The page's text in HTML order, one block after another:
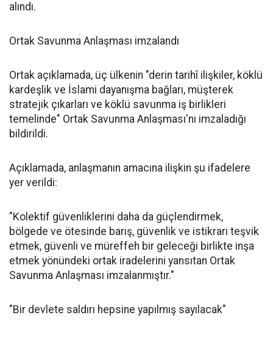
alındı.
Ortak Savunma Anlaşması imzalandı
Ortak açıklamada, üç ülkenin "derin tarihî ilişkiler, köklü
kardeşlik ve İslami dayanışma bağları, müşterek
stratejik çıkarları ve köklü savunma iş birlikleri
temelinde" Ortak Savunma Anlaşması'nı imzaladığı
bildirildi.
Açıklamada, anlaşmanın amacına ilişkin şu ifadelere
yer verildi:
"Kolektif güvenliklerini daha da güçlendirmek,
bölgede ve ötesinde barış, güvenlik ve istikrarı teşvik
etmek, güvenli ve müreffeh bir geleceği birlikte inşa
etmek yönündeki ortak iradelerini yansıtan Ortak
Savunma Anlaşması imzalanmıştır."
"Bir devlete saldırı hepsine yapılmış sayılacak"